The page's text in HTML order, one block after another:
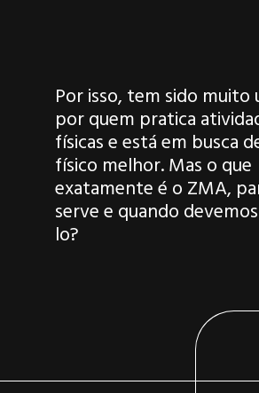
Por isso, tem sido muito
por quem pratica
físicas e está em busca
físico melhor. Mas o que
exatamente é o ZMA,
serve e quando
lo?